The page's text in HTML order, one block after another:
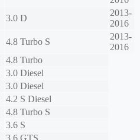
3.0 D
2013-
2016
4.8 Turbo S
2013-
2016
4.8 Turbo
3.0 Diesel
3.0 Diesel
4.2 S Diesel
4.8 Turbo S
3.6 S